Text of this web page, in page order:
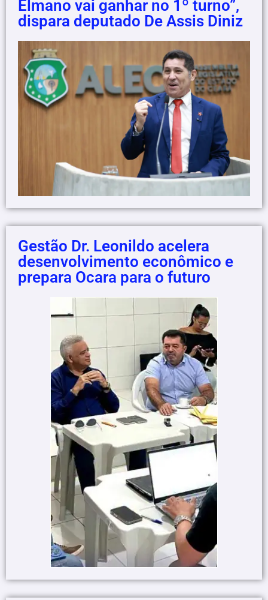
Elmano vai ganhar no 1º turno”,
dispara deputado De Assis Diniz
Gestão Dr. Leonildo acelera
desenvolvimento econômico e
prepara Ocara para o futuro